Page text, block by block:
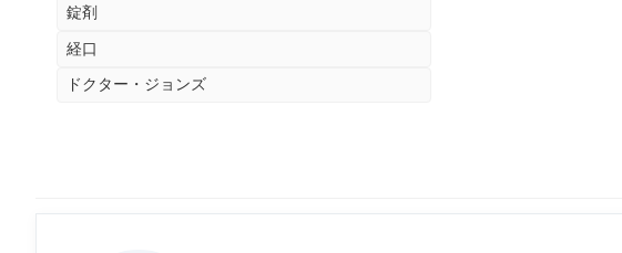
錠剤
経口
ドクター・ジョンズ